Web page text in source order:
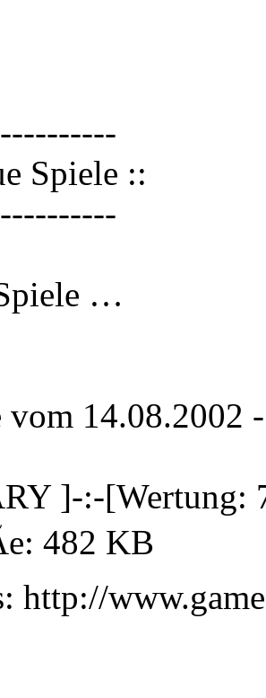
Spiele ::
…
vom 14.08.2002
]-:-[Wertung:
482 KB
http://